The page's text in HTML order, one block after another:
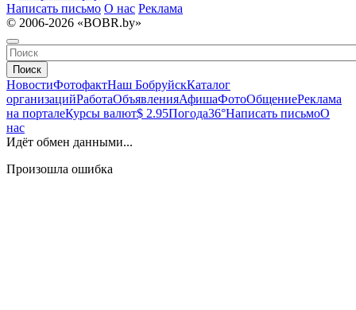
Написать письмо О нас Реклама
© 2006-2026 «BOBR.by»
Поиск
НовостиФотофактНаш БобруйскКаталог
организацийРаботаОбъявленияАфишаФотоОбщениеРеклама
на порталеКурсы валют$ 2.95Погода36°Написать письмоО
нас
Идёт обмен данными...
Произошла ошибка